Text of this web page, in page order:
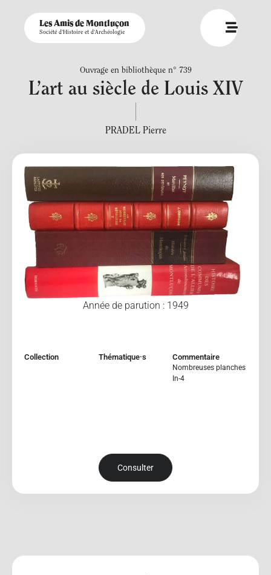
Les Amis de Montluçon
Société d'Histoire et d'Archéologie
Ouvrage en bibliothèque n° 739
L’art au siècle de Louis XIV
PRADEL Pierre
Année de parution : 1949
Collection Thématique·s Commentaire
Nombreuses planches
In-4
Consulter